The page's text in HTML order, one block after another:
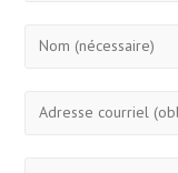
Enter
Enter